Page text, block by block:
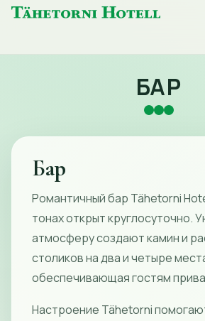
БАР
Бар
Романтичный бар Tähetorni
тонах открыт круглосуточно.
атмосферу создают камин и
столиков на два и четыре
обеспечивающая гостям
Настроение Tähetorni